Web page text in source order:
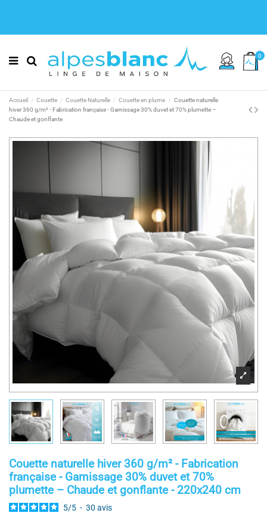
0
Accueil Couette Couette Naturelle Couette en plume
Couette naturelle
hiver 360 g/m² - Fabrication française - Garnissage 30% duvet et 70% plumette –
Chaude et gonflante
Couette naturelle hiver 360 g/m² - Fabrication
française - Garnissage 30% duvet et 70%
plumette – Chaude et gonflante - 220x240 cm
5/5 - 30 avis